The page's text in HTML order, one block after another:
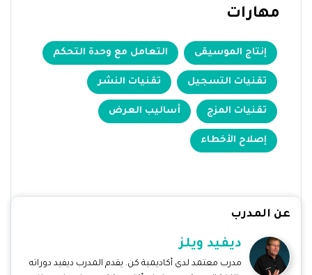
مهارات
إنتاج الموسيقى التعامل مع وحدة التحكم
تقنيات التسجيل تقنيات النشر
تقنيات المزج أساليب العرض
إصلاح الأخطاء
عن المدرب
ديفيد ويلز
مدرب معتمد لدى أكاديمية كن. يقدم المدرب ديفيد دوراته